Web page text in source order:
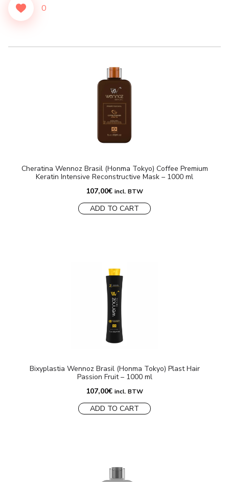
Cheratina Wennoz Brasil (Honma Tokyo) Coffee Premium
Keratin Intensive Reconstructive Mask – 1000 ml
107,00€ incl. BTW
ADD TO CART
Bixyplastia Wennoz Brasil (Honma Tokyo) Plast Hair
Passion Fruit – 1000 ml
107,00€ incl. BTW
ADD TO CART
0